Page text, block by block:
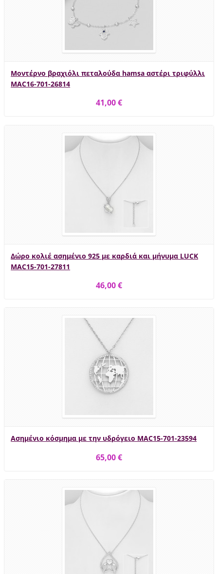
Μοντέρνο βραχιόλι πεταλούδα hamsa αστέρι τριφύλλι
MAC16-701-26814
41,00 €
Δώρο κολιέ ασημένιο 925 με καρδιά και μήνυμα LUCK
MAC15-701-27811
46,00 €
Ασημένιο κόσμημα με την υδρόγειο MAC15-701-23594
65,00 €